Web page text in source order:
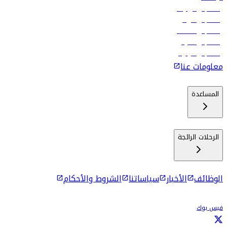
رحلات إلى تبيليسي
رحلات إلى الرياض
رحلات إلى مسقط
رحلات إلى ماليه
رحلات إلى كولومبو
معلومات عنا
المساعدة
الرحلات الرائجة
الوظائف الأخبار سياساتنا الشروط والأحكام
فيس بوك